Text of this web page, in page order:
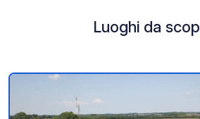
Luoghi da